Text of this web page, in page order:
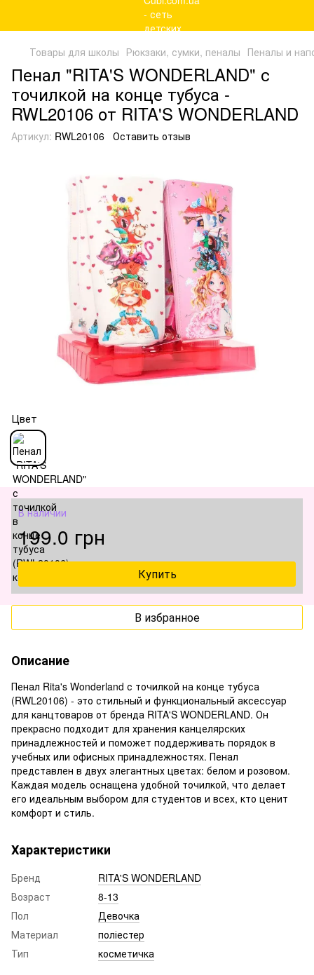
Товары для школы Рюкзаки, сумки, пеналы Пеналы и
Пенал "RITA'S WONDERLAND" с
точилкой на конце тубуса -
RWL20106 от RITA'S WONDERLAND
Артикул: RWL20106 Оставить отзыв
Цвет
В наличии
199.0 грн
Купить
В избранное
Описание
Пенал Rita's Wonderland с точилкой на конце тубуса
(RWL20106) - это стильный и функциональный аксессуар
для канцтоваров от бренда RITA'S WONDERLAND. Он
прекрасно подходит для хранения канцелярских
принадлежностей и поможет поддерживать порядок в
учебных или офисных принадлежностях. Пенал
представлен в двух элегантных цветах: белом и розовом.
Каждая модель оснащена удобной точилкой, что делает
его идеальным выбором для студентов и всех, кто ценит
комфорт и стиль.
Характеристики
Бренд
RITA'S WONDERLAND
Возраст
8-13
Пол
Девочка
Материал
поліестер
Тип
косметичка